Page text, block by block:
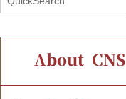
About CNS